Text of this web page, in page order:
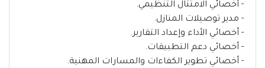
- أخصائي الامتثال التنظيمي.
- مدير توصيلات المنازل.
- أخصائي الأداء وإعداد التقارير.
- أخصائي دعم التطبيقات.
- أخصائي تطوير الكفاءات والمسارات المهنية.